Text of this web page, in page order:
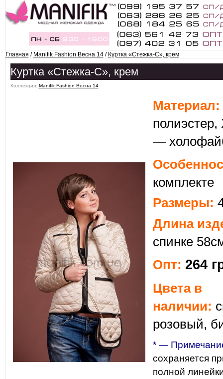
Главная / Manifik Fashion Весна 14/ Куртка «Стежка-C», крем
Куртка «Стежка-C», крем
Коллекция: Manifik Fashion Весна 14ˑ
Материал:
—
комплекте
Размеры:
Длина
спинке
Опт: 264
Цвета в
наличии:
розовый,
* —
сохраняется
полной